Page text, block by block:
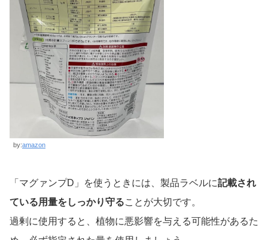
by:amazon
「マグァンプD」を使うときには、製品ラベルに記載され
ている用量をしっかり守ることが大切です。
過剰に使用すると、植物に悪影響を与える可能性があるた